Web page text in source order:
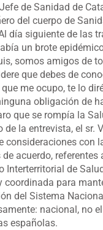
de Sanidad de
del cuerpo de
día siguiente de las
un brote
somos amigos de
que debes de
me ocupo, te lo
obligación de
que se rompía la
de la entrevista, el sr.
consideraciones con
acuerdo, referentes
Interterritorial de
coordinada para
del Sistema
nacional, no
españolas.